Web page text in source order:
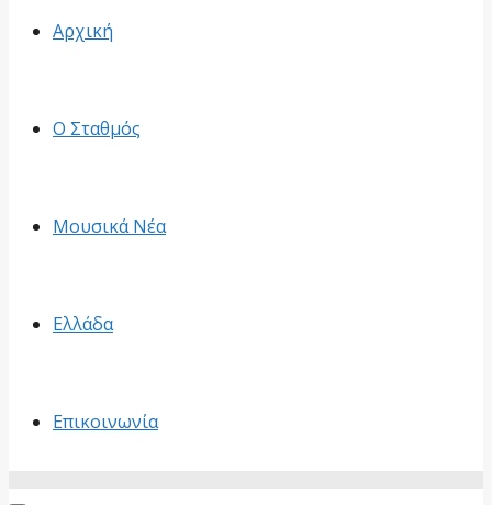
Αρχική
Ο Σταθμός
Μουσικά Νέα
Ελλάδα
Επικοινωνία